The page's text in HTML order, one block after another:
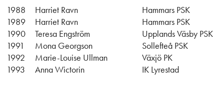
1988
Harriet Ravn
Hammars PSK
1989
Harriet Ravn
Hammars PSK
1990
Teresa Engström
Upplands Väsby PSK
1991
Mona Georgson
Sollefteå PSK
1992
Marie-Louise Ullman
Växjö PK
1993
Anna Wictorin IK Lyrestad